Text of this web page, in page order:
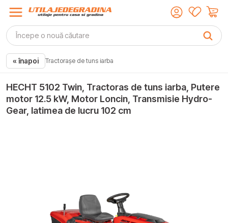
« înapoi Tractorașe de tuns iarba
HECHT 5102 Twin, Tractoras de tuns iarba, Putere
motor 12.5 kW, Motor Loncin, Transmisie Hydro-
Gear, latimea de lucru 102 cm